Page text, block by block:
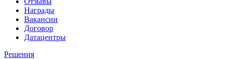
Награды
Вакансии
Договор
Датацентры
Решения